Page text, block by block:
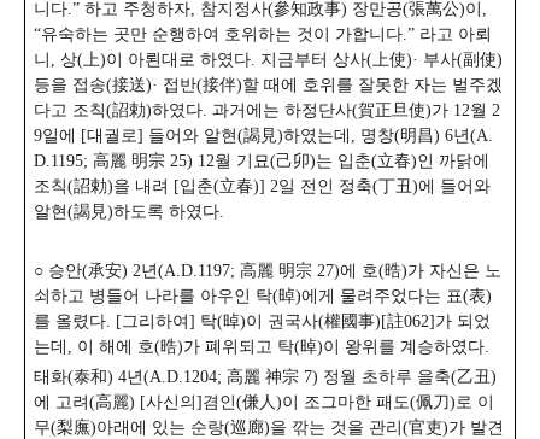
니다.” 하고 주청하자, 참지정사(參知政事) 장만공(張萬公)이,
“유숙하는 곳만 순행하여 호위하는 것이 가합니다.” 라고 아뢰
니, 상(上)이 아뢴대로 하였다. 지금부터 상사(上使)· 부사(副使)
등을 접송(接送)· 접반(接伴)할 때에 호위를 잘못한 자는 벌주겠
다고 조칙(詔勅)하였다. 과거에는 하정단사(賀正旦使)가 12월 2
9일에 [대궐로] 들어와 알현(謁見)하였는데, 명창(明昌) 6년(A.
D.1195; 高麗 明宗 25) 12월 기묘(己卯)는 입춘(立春)인 까닭에
조칙(詔勅)을 내려 [입춘(立春)] 2일 전인 정축(丁丑)에 들어와
알현(謁見)하도록 하였다.
○ 승안(承安) 2년(A.D.1197; 高麗 明宗 27)에 호(晧)가 자신은 노
쇠하고 병들어 나라를 아우인 탁(晫)에게 물려주었다는 표(表)
를 올렸다. [그리하여] 탁(晫)이 권국사(權國事)[註062]가 되었
는데, 이 해에 호(晧)가 폐위되고 탁(晫)이 왕위를 계승하였다.
태화(泰和) 4년(A.D.1204; 高麗 神宗 7) 정월 초하루 을축(乙丑)
에 고려(高麗) [사신의]겸인(傔人)이 조그마한 패도(佩刀)로 이
무(梨廡)아래에 있는 순랑(巡廊)을 깎는 것을 관리(官吏)가 발견